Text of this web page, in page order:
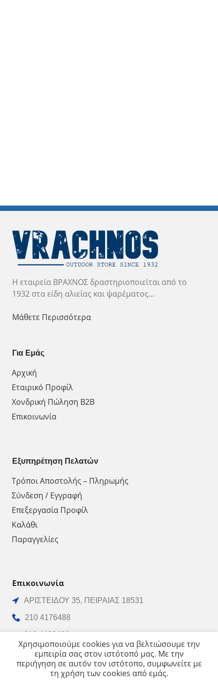
Η εταιρεία ΒΡΑΧΝΟΣ δραστηριοποιείται από το
1932 στα είδη αλιείας και ψαρέματος...
Μάθετε Περισσότερα
Για Εμάς
Αρχική
Εταιρικό Προφίλ
Χονδρική Πώληση Β2Β
Επικοινωνία
Εξυπηρέτηση Πελατών
Τρόποι Αποστολής – Πληρωμής
Σύνδεση / Εγγραφή
Επεξεργασία Προφίλ
Καλάθι
Παραγγελίες
Επικοινωνία
ΑΡΙΣΤΕΙΔΟΥ 35, ΠΕΙΡΑΙΑΣ 18531
210 4176488
210 4129486
210 4170068
info@vrachnos.gr
Χρησιμοποιούμε cookies για να βελτιώσουμε την
εμπειρία σας στον ιστότοπό μας. Με την
περιήγηση σε αυτόν τον ιστότοπο, συμφωνείτε με
τη χρήση των cookies από εμάς.